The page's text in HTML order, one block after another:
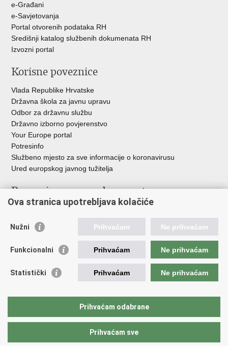
e-Građani
e-Savjetovanja
Portal otvorenih podataka RH
Središnji katalog službenih dokumenata RH
Izvozni portal
Korisne poveznice
Vlada Republike Hrvatske
Državna škola za javnu upravu
Odbor za državnu službu
Državno izborno povjerenstvo
Your Europe portal
Potresinfo
Službeno mjesto za sve informacije o koronavirusu
Ured europskog javnog tužitelja
Poveznice pravosudnog sustava
Državno odvjetništvo
Ured za suzbijanje korupcije i organiziranog kriminaliteta
Državnoodvjetničko vijeće
Hrvatska odvjetnička komora
Europski pravosudni portal
Ova stranica upotrebljava kolačiće
Nužni Prihvaćam Ne prihvaćam
Funkcionalni Prihvaćam Ne prihvaćam
Statistički Prihvaćam Ne prihvaćam
Prihvaćam odabrane
Prihvaćam sve